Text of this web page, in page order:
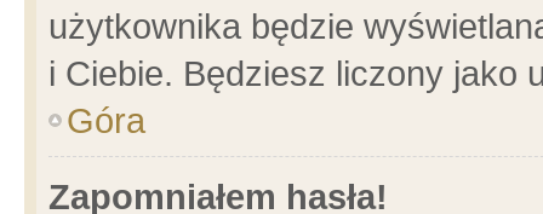
użytkownika będzie
i Ciebie. Będziesz liczony jako
Góra
Zapomniałem hasła!